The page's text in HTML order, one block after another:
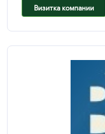
Визитка компании